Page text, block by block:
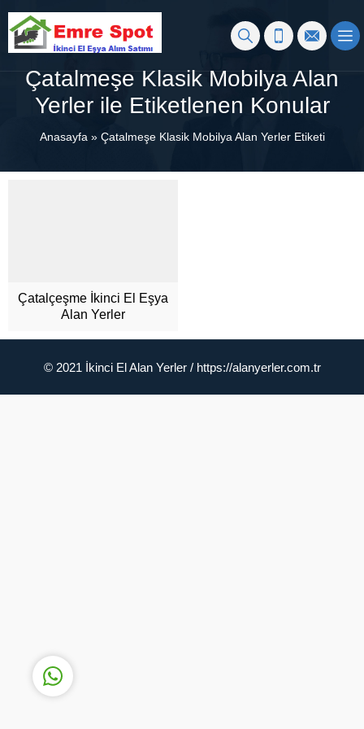
Çatalmeşe Klasik Mobilya Alan
Yerler ile Etiketlenen Konular
Anasayfa » Çatalmeşe Klasik Mobilya Alan Yerler Etiketi
Çatalçeşme İkinci El Eşya
Alan Yerler
© 2021 İkinci El Alan Yerler / https://alanyerler.com.tr